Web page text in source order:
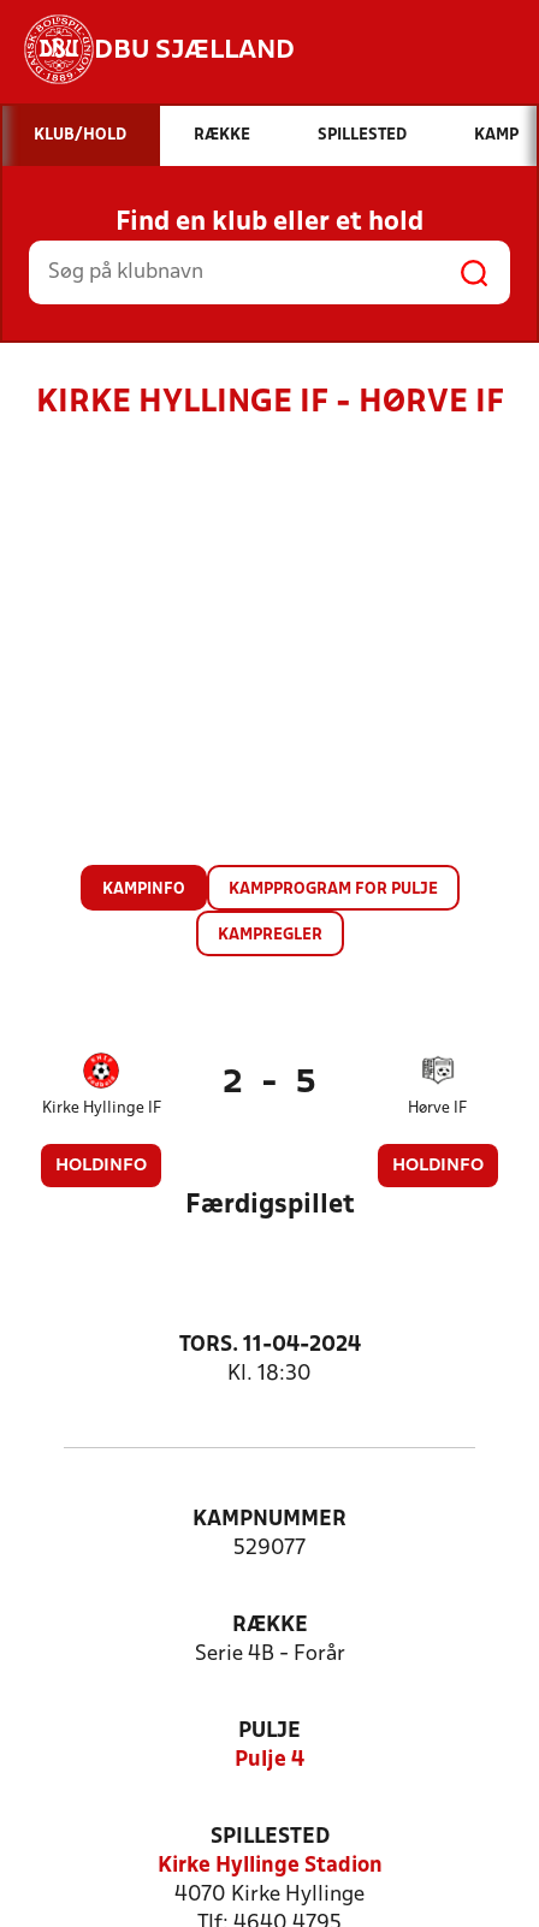
DBU SJÆLLAND
Hvad vil du søge efter?
INDHOLD OG NYHEDER
STILLINGER, RESULTATER, KLUBBER OG
HOLD
KLUB/HOLD RÆKKE SPILLESTED KAMP
Find en klub eller et hold
KIRKE HYLLINGE IF - HØRVE IF
KAMPINFO KAMPPROGRAM FOR PULJE
KAMPREGLER
Kirke Hyllinge IF
HOLDINFO
2 - 5
Hørve IF
HOLDINFO
Færdigspillet
TORS. 11-04-2024
Kl. 18:30
KAMPNUMMER
529077
RÆKKE
Serie 4B - Forår
PULJE
Pulje 4
SPILLESTED
Kirke Hyllinge Stadion
4070 Kirke Hyllinge